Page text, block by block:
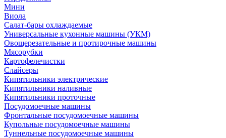
Мини
Виола
Салат-бары охлаждаемые
Универсальные кухонные машины (УКМ)
Овощерезательные и протирочные машины
Мясорубки
Картофелечистки
Слайсеры
Кипятильники электрические
Кипятильники наливные
Кипятильники проточные
Посудомоечные машины
Фронтальные посудомоечные машины
Купольные посудомоечные машины
Туннельные посудомоечные машины